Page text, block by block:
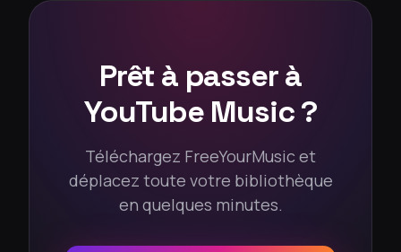
Prêt à passer à
YouTube Music ?
Téléchargez FreeYourMusic et
déplacez toute votre bibliothèque
en quelques minutes.